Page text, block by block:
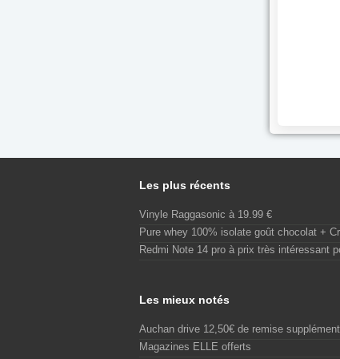
Les plus récents
Vinyle Raggasonic à 19.99 €
Pure whey 100% isolate goût chocolat +
Redmi Note 14 pro à prix très intéressant
Les mieux notés
Auchan drive 12,50€ de remise
Magazines ELLE offerts